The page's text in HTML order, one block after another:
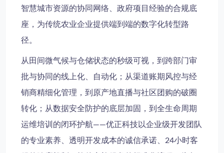
智慧城市资源的协同网络、政府项目经验的合规底
座，为传统农业企业提供端到端的数字化转型路
径。
从田间微气候与仓储状态的秒级可视，到跨部门审
批与协同的线上化、自动化；从渠道账期风控与经
销商精细化管理，到原产地直播与社区团购的破圈
转化；从数据安全防护的底层加固，到全生命周期
运维培训的闭环护航——优正科技以企业级开发团队
的专业素养、透明开发成本的诚信承诺、24小时客